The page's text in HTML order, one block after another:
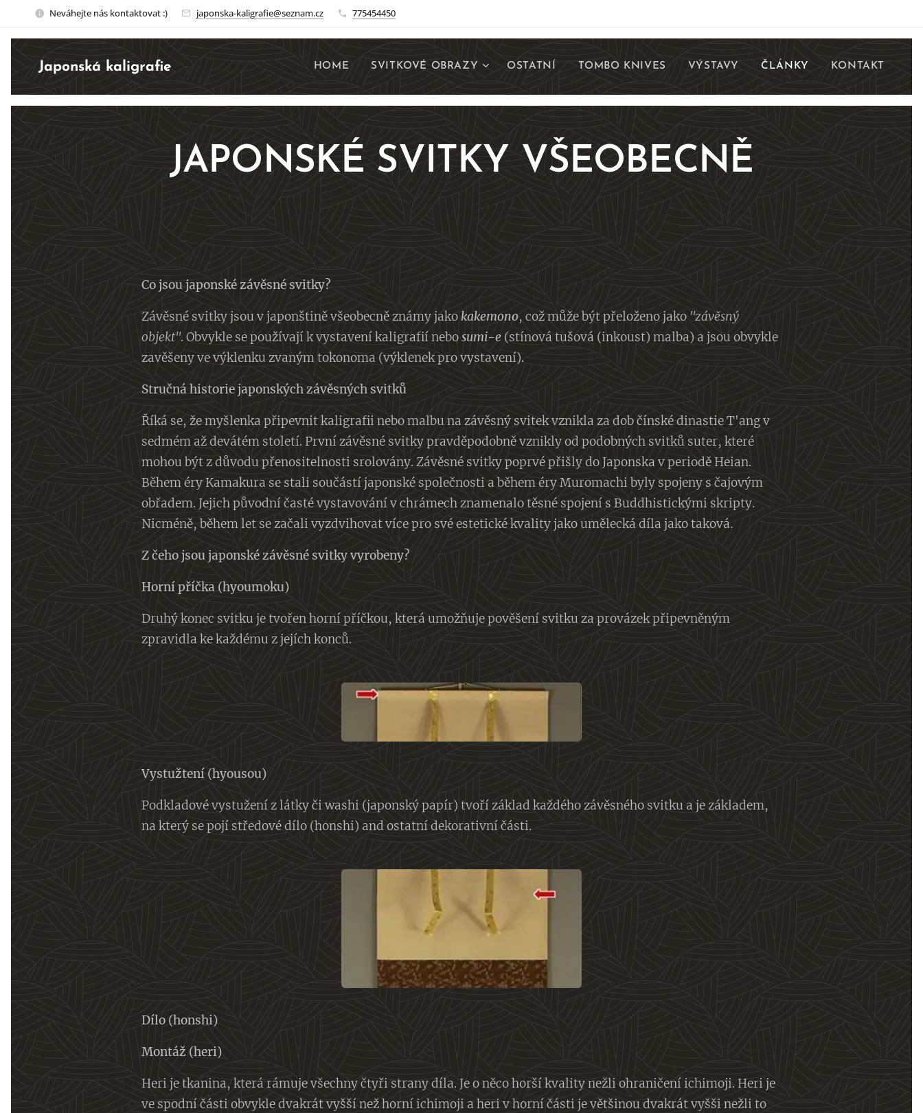
Neváhejte nás kontaktovat :) japonska-kaligrafie@seznam.cz 775454450
Japonská kaligrafie HOME SVITKOVÉ OBRAZY OSTATNÍ TOMBO KNIVES VÝSTAVY ČLÁNKY KONTAKT
JAPONSKÉ SVITKY VŠEOBECNĚ
Co jsou japonské závěsné svitky?
Závěsné svitky jsou v japonštině všeobecně známy jakokakemono, což může být přeloženo jako"závěsný
objekt". Obvykle se používají k vystavení kaligrafií nebosumi-e (stínová tušová (inkoust) malba) a jsou obvykle
zavěšeny ve výklenku zvaným tokonoma (výklenek pro vystavení).
Stručná historie japonských závěsných svitků
Říká se, že myšlenka připevnit kaligrafii nebo malbu na závěsný svitek vznikla za dob čínské dinastie T'ang v
sedmém až devátém století. První závěsné svitky pravděpodobně vznikly od podobných svitků suter, které
mohou být z důvodu přenositelnosti srolovány. Závěsné svitky poprvé přišly do Japonska v periodě Heian.
Během éry Kamakura se stali součástí japonské společnosti a během éry Muromachi byly spojeny s čajovým
obřadem. Jejich původní časté vystavování v chrámech znamenalo těsné spojení s Buddhistickými skripty.
Nicméně, během let se začali vyzdvihovat více pro své estetické kvality jako umělecká díla jako taková.
Z čeho jsou japonské závěsné svitky vyrobeny?
Horní příčka (hyoumoku)
Druhý konec svitku je tvořen horní příčkou, která umožňuje pověšení svitku za provázek připevněným
zpravidla ke každému z jejích konců.
Vystužtení (hyousou)
Podkladové vystužení z látky či washi (japonský papír) tvoří základ každého závěsného svitku a je základem,
na který se pojí středové dílo (honshi) and ostatní dekorativní části.
Dílo (honshi)
Montáž (heri)
Heri je tkanina, která rámuje všechny čtyři strany díla. Je o něco horší kvality nežli ohraničení ichimoji. Heri je
ve spodní části obvykle dvakrát vyšší než horní ichimoji a heri v horní části je většinou dvakrát vyšši nežli to